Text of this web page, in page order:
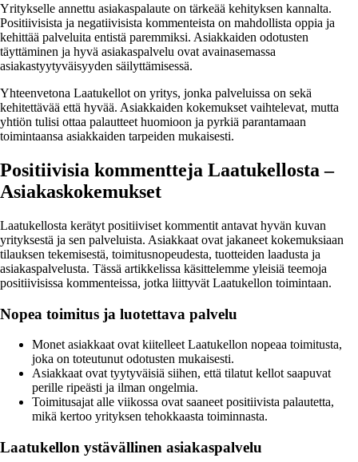
Yritykselle annettu asiakaspalaute on tärkeää kehityksen kannalta.
Positiivisista ja negatiivisista kommenteista on mahdollista oppia ja
kehittää palveluita entistä paremmiksi. Asiakkaiden odotusten
täyttäminen ja hyvä asiakaspalvelu ovat avainasemassa
asiakastyytyväisyyden säilyttämisessä.
Yhteenvetona Laatukellot on yritys, jonka palveluissa on sekä
kehitettävää että hyvää. Asiakkaiden kokemukset vaihtelevat, mutta
yhtiön tulisi ottaa palautteet huomioon ja pyrkiä parantamaan
toimintaansa asiakkaiden tarpeiden mukaisesti.
Positiivisia kommentteja Laatukellosta –
Asiakaskokemukset
Laatukellosta kerätyt positiiviset kommentit antavat hyvän kuvan
yrityksestä ja sen palveluista. Asiakkaat ovat jakaneet kokemuksiaan
tilauksen tekemisestä, toimitusnopeudesta, tuotteiden laadusta ja
asiakaspalvelusta. Tässä artikkelissa käsittelemme yleisiä teemoja
positiivisissa kommenteissa, jotka liittyvät Laatukellon toimintaan.
Nopea toimitus ja luotettava palvelu
Monet asiakkaat ovat kiitelleet Laatukellon nopeaa toimitusta,
joka on toteutunut odotusten mukaisesti.
Asiakkaat ovat tyytyväisiä siihen, että tilatut kellot saapuvat
perille ripeästi ja ilman ongelmia.
Toimitusajat alle viikossa ovat saaneet positiivista palautetta,
mikä kertoo yrityksen tehokkaasta toiminnasta.
Laatukellon ystävällinen asiakaspalvelu